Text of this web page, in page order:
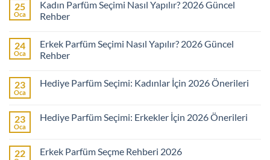
25
Oca
Kadın Parfüm Seçimi Nasıl Yapılır? 2026 Güncel
Rehber
Kadın
Parfüm
Seçimi
2026
24
Oca
Erkek Parfüm Seçimi Nasıl Yapılır? 2026 Güncel
Rehber
Erkek
Yapılır?
2026
23
Oca
Hediye Parfüm Seçimi: Kadınlar İçin 2026 Önerileri
Parfüm
2026
Önerileri
23
Oca
Hediye Parfüm Seçimi: Erkekler İçin 2026 Önerileri
Parfüm
22 Erkek Parfüm Seçme Rehberi 2026